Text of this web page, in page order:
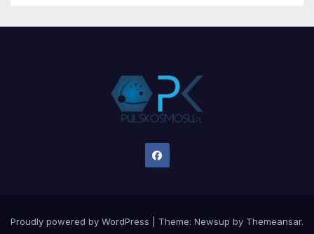
Proudly powered by WordPress Theme: Newsup by Themeansar.